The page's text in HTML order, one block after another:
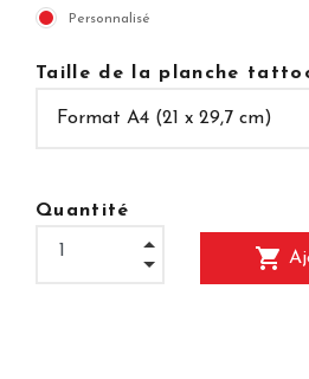
Personnalisé
Taille de la planche
Quantité
shopping_cart